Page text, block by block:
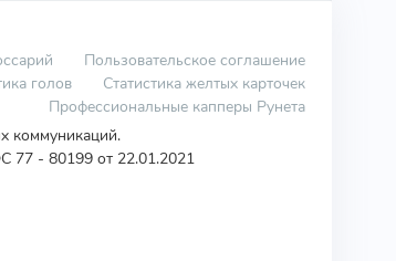
Пользовательское соглашение
голов
Статистика желтых карточек
Профессиональные капперы Рунета
коммуникаций.
77 - 80199 от 22.01.2021